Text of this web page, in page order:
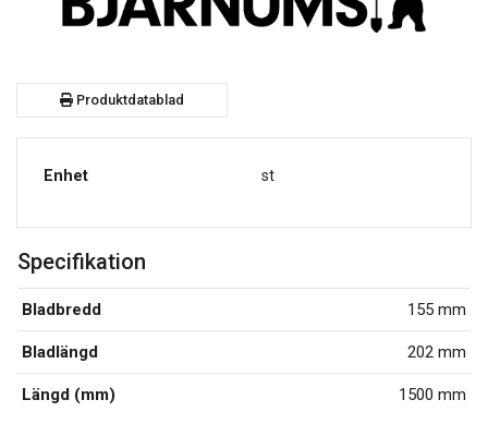
Produktdatablad
Enhet st
Specifikation
Bladbredd 155 mm
Bladlängd 202 mm
Längd (mm) 1500 mm